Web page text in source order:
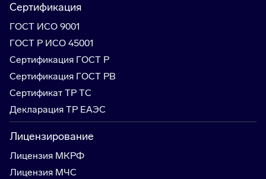
Сертификация
ГОСТ ИСО 9001
ГОСТ Р ИСО 45001
Сертификация ГОСТ Р
Сертификация ГОСТ РВ
Сертификат ТР ТС
Декларация ТР ЕАЭС
Лицензирование
Лицензия МКРФ
Лицензия МЧС